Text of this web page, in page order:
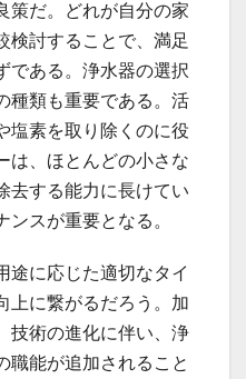
策だ。どれが自分の家
検討することで、満足
である。浄水器の選択
種類も重要である。活
塩素を取り除くのに役
は、ほとんどの小さな
去する能力に長けてい
ンスが重要となる。
途に応じた適切なタイ
上に繋がるだろう。加
技術の進化に伴い、浄
職能が追加されること